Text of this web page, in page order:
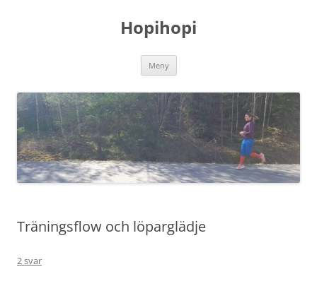
Hopihopi
Meny
Träningsflow och löparglädje
2 svar